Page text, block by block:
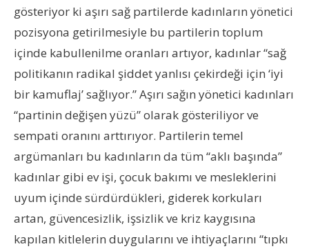
gösteriyor ki aşırı sağ partilerde kadınların yönetici
pozisyona getirilmesiyle bu partilerin toplum
içinde kabullenilme oranları artıyor, kadınlar “sağ
politikanın radikal şiddet yanlısı çekirdeği için ‘iyi
bir kamuflaj’ sağlıyor.” Aşırı sağın yönetici kadınları
“partinin değişen yüzü” olarak gösteriliyor ve
sempati oranını arttırıyor. Partilerin temel
argümanları bu kadınların da tüm “aklı başında”
kadınlar gibi ev işi, çocuk bakımı ve mesleklerini
uyum içinde sürdürdükleri, giderek korkuları
artan, güvencesizlik, işsizlik ve kriz kaygısına
kapılan kitlelerin duygularını ve ihtiyaçlarını “tıpkı